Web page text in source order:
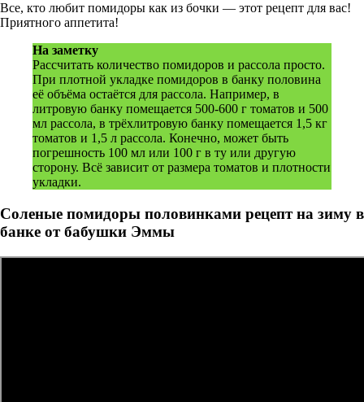
Все, кто любит помидоры как из бочки — этот рецепт для вас!
Приятного аппетита!
На заметку
Рассчитать количество помидоров и рассола просто.
При плотной укладке помидоров в банку половина
её объёма остаётся для рассола. Например, в
литровую банку помещается 500-600 г томатов и 500
мл рассола, в трёхлитровую банку помещается 1,5 кг
томатов и 1,5 л рассола. Конечно, может быть
погрешность 100 мл или 100 г в ту или другую
сторону. Всё зависит от размера томатов и плотности
укладки.
Соленые помидоры половинками рецепт на зиму в
банке от бабушки Эммы